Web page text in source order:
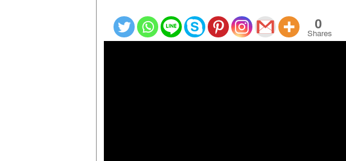
0
Shares